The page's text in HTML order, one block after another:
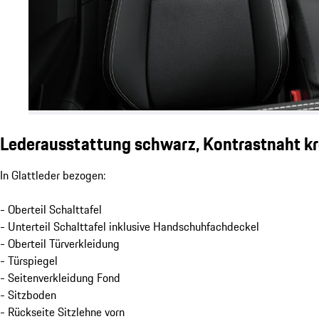
Lederausstattung schwarz, Kontrastnaht
In Glattleder bezogen:
- Oberteil Schalttafel
- Unterteil Schalttafel inklusive Handschuhfachdeckel
- Oberteil Türverkleidung
- Türspiegel
- Seitenverkleidung Fond
- Sitzboden
- Rückseite Sitzlehne vorn